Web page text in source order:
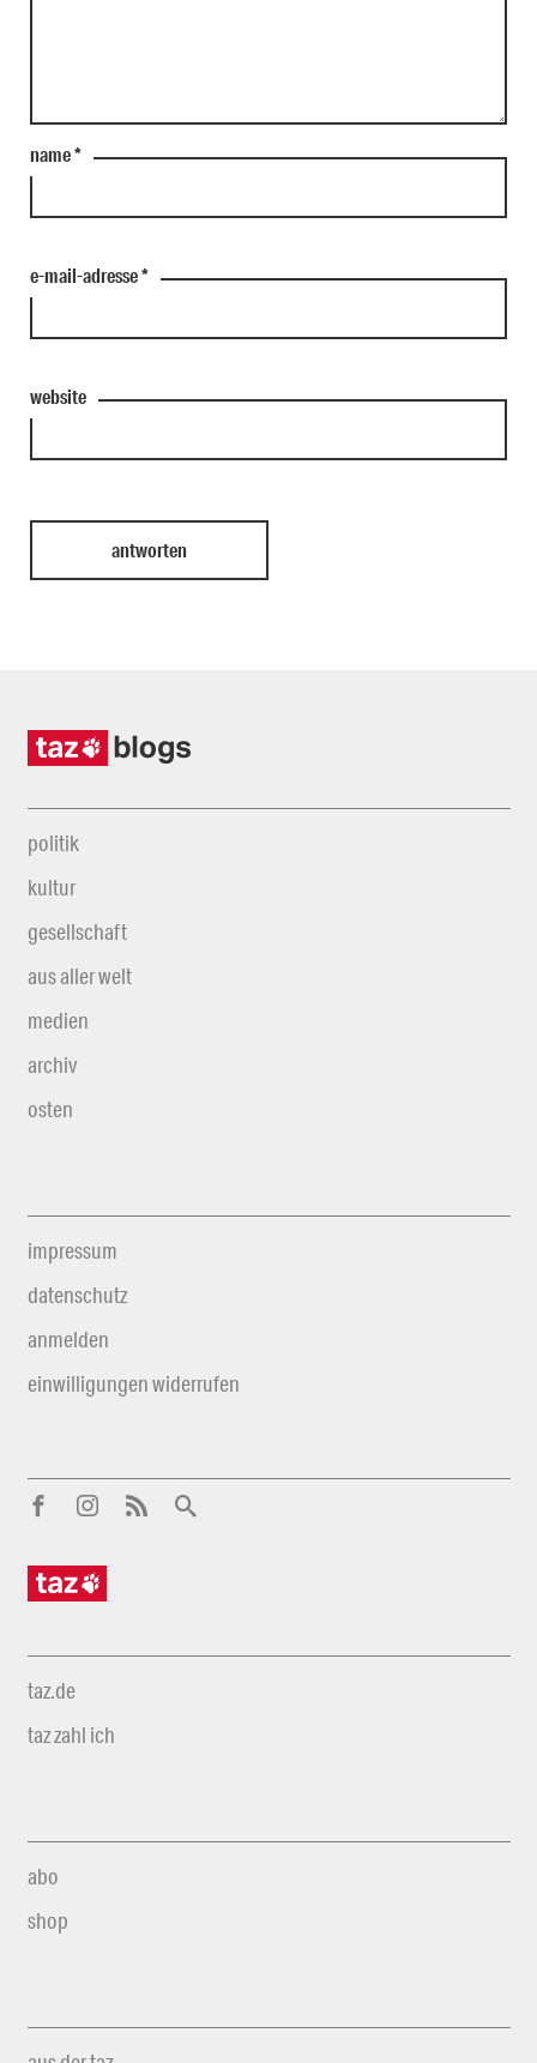
name*
e-mail-adresse*
website
politik
kultur
gesellschaft
aus aller welt
medien
archiv
osten
impressum
datenschutz
anmelden
einwilligungen widerrufen
taz.de
taz zahl ich
abo
shop